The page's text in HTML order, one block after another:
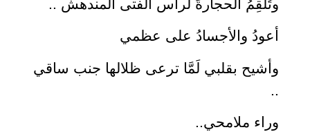
وتُلْقِمُ الحجارةَ لرأس الفتى المندهش ..
أعودُ والأجسادُ على عظمي
وأشيح بقلبي لَمَّا ترعى ظلالها جنب ساقي
..
وراء ملامحي..